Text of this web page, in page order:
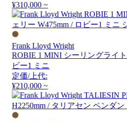
¥310,000 ~
Frank Lloyd Wright
ROBIE 1 MINI シーリングライ
ビー1 ミニ
定価/上代:
¥210,000 ~